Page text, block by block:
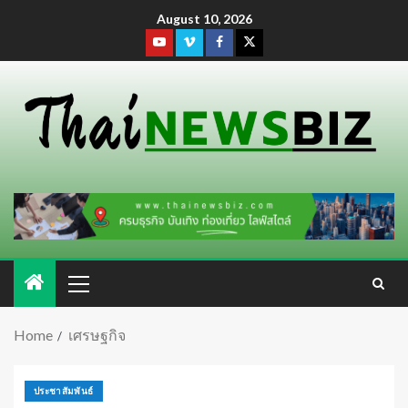
August 10, 2026
Home เศรษฐกิจ
ประชาสัมพันธ์